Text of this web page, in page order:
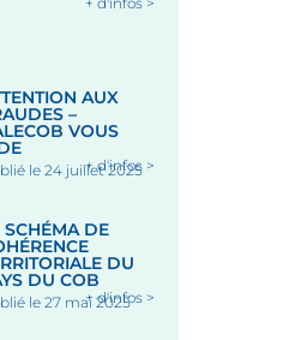
AUX
–
VOUS
le 24 juillet 2025
+ d'infos >
SCHÉMA DE
DU
DU COB
le 27 mai 2025
+ d'infos >